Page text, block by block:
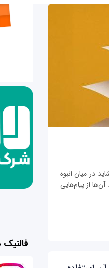
در میان انبوه
از پیام‌هایی